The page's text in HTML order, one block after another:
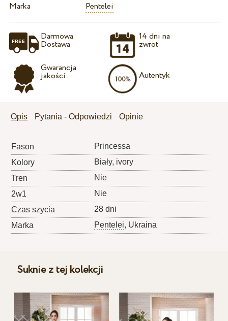
Marka
Pentelei
Darmowa
Dostawa
Gwarancja
jakości
14 dni na
zwrot
Autentyk
Opis Pytania - Odpowiedzi Opinie
Fason
Princessa
Kolory
Biały, ivory
Tren
Nie
2w1
Nie
Czas szycia
28 dni
Marka
Pentelei, Ukraina
Suknie z tej kolekcji